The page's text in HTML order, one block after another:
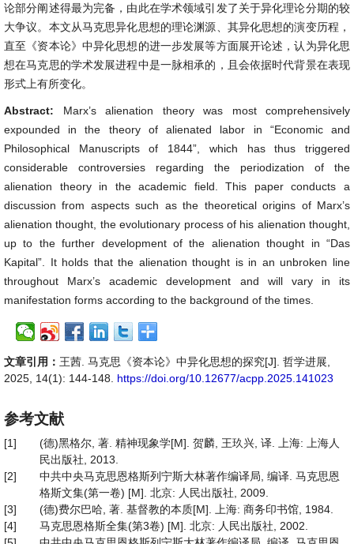
论部分阐述得最为完备，由此在学术领域引发了关于异化理论分期的较
大争议。本文从马克思异化思想的理论渊源、其异化思想的演变历程，
直至《资本论》中异化思想的进一步发展等方面展开论述，认为异化思
想在马克思的学术发展进程中是一脉相承的，且会依据时代背景在表现
形式上有所变化。
Abstract: Marx’s alienation theory was most comprehensively
expounded in the theory of alienated labor in “Economic and
Philosophical Manuscripts of 1844”, which has thus triggered
considerable controversies regarding the periodization of the
alienation theory in the academic field. This paper conducts a
discussion from aspects such as the theoretical origins of Marx’s
alienation thought, the evolutionary process of his alienation thought,
up to the further development of the alienation thought in “Das
Kapital”. It holds that the alienation thought is in an unbroken line
throughout Marx’s academic development and will vary in its
manifestation forms according to the background of the times.
文章引用： 王茜. 马克思《资本论》中异化思想的探究[J]. 哲学进展,
2025, 14(1): 144-148. https://doi.org/10.12677/acpp.2025.141023
参考文献
[1]
(德)黑格尔, 著. 精神现象学[M]. 贺麟, 王玖兴, 译. 上海: 上海人
民出版社, 2013.
[2]
中共中央马克思恩格斯列宁斯大林著作编译局, 编译. 马克思恩
格斯文集(第一卷) [M]. 北京: 人民出版社, 2009.
[3]
(德)费尔巴哈, 著. 基督教的本质[M]. 上海: 商务印书馆, 1984.
[4]
马克思恩格斯全集(第3卷) [M]. 北京: 人民出版社, 2002.